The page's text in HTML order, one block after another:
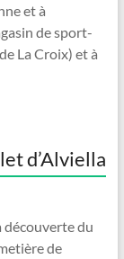
et à
de sport-
La Croix) et à
d’Alviella
du
de